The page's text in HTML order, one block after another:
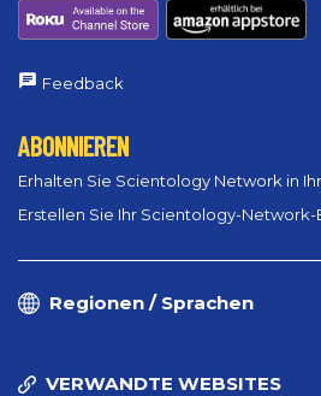
Feedback
ABONNIEREN
Erhalten Sie Scientology Network in
Erstellen Sie Ihr Scientology-
Regionen / Sprachen
VERWANDTE WEBSITES